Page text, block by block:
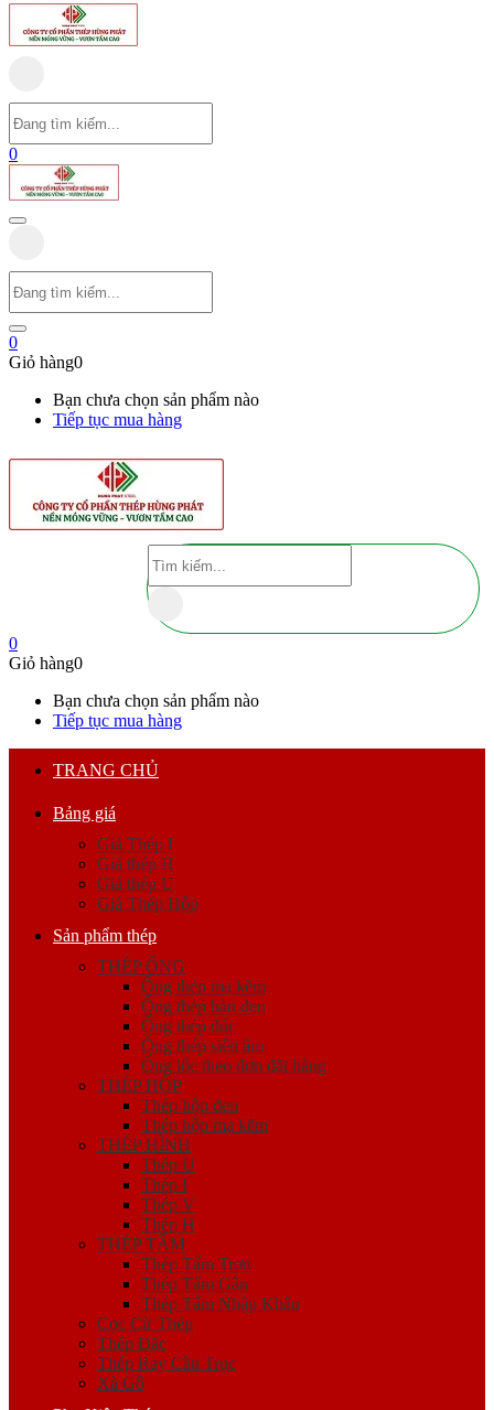
0
0
Giỏ hàng0
Bạn chưa chọn sản phẩm nào
Tiếp tục mua hàng
0
Giỏ hàng0
Bạn chưa chọn sản phẩm nào
Tiếp tục mua hàng
TRANG CHỦ
Bảng giá
Giá Thép I
Giá thép H
Giá thép U
Giá Thép Hộp
Sản phẩm thép
THÉP ỐNG
Ống thép mạ kẽm
Ống thép hàn đen
Ống thép đúc
Ống thép siêu âm
Ống lốc theo đơn đặt hàng
THÉP HỘP
Thép hộp đen
Thép hộp mạ kẽm
THÉP HÌNH
Thép U
Thép I
Thép V
Thép H
THÉP TẤM
Thép Tấm Trơn
Thép Tấm Gân
Thép Tấm Nhập Khẩu
Cọc Cừ Thép
Thép Đặc
Thép Ray Cầu Trục
Xà Gồ